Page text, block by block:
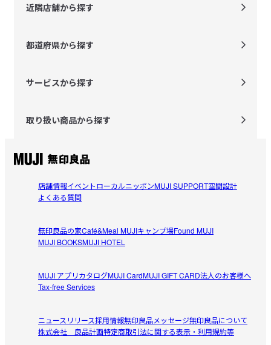
近隣店舗から探す
都道府県から探す
サービスから探す
取り扱い商品から探す
店舗情報イベントローカルニッポンMUJI SUPPORT空間設計
よくある質問
無印良品の家Café&Meal MUJIキャンプ場Found MUJI
MUJI BOOKSMUJI HOTEL
MUJI アプリカタログMUJI CardMUJI GIFT CARD法人のお客様へ
Tax-free Services
ニュースリリース採用情報無印良品メッセージ無印良品について
株式会社 良品計画特定商取引法に関する表示・利用規約等